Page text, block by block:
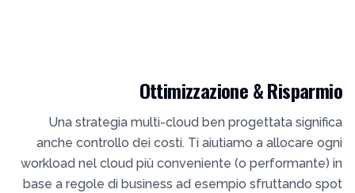
Ottimizzazione & Risparmio
Una strategia multi-cloud ben progettata significa
anche controllo dei costi. Ti aiutiamo a allocare ogni
workload nel cloud più conveniente (o performante) in
base a regole di business ad esempio sfruttando spot